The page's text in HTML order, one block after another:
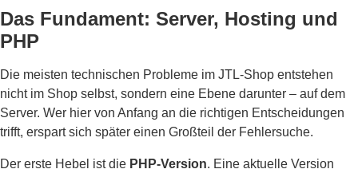
Das Fundament: Server, Hosting und
PHP
Die meisten technischen Probleme im JTL-Shop entstehen
nicht im Shop selbst, sondern eine Ebene darunter – auf dem
Server. Wer hier von Anfang an die richtigen Entscheidungen
trifft, erspart sich später einen Großteil der Fehlersuche.
Der erste Hebel ist die PHP-Version. Eine aktuelle Version